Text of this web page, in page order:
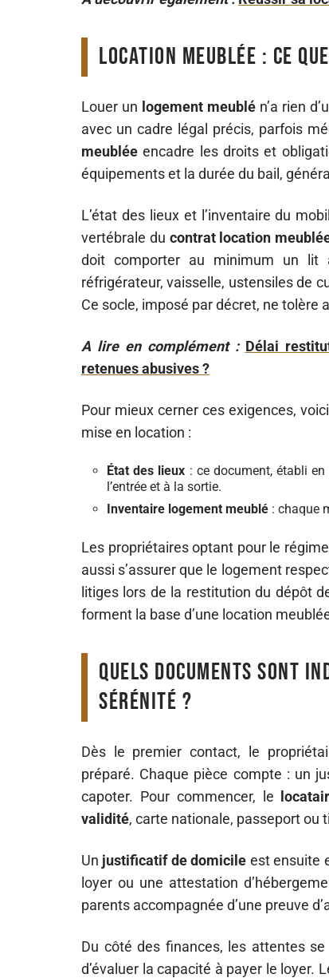
Location meublée : ce
Louer un logement meublén’a rien
avec un cadre légal précis, parfois
meublée encadre les droits et
équipements et la durée du bail,
L’état des lieux et l’inventaire du
vertébrale du contrat location
doit comporter au minimum un lit
réfrigérateur, vaisselle, ustensiles de
Ce socle, imposé par décret, ne tolère
A lire en complément : Délai
retenues abusives ?
Pour mieux cerner ces exigences,
mise en location :
État des lieux : ce document, établi
l’entrée et à la sortie.
Inventaire logement meublé : chaque
Les propriétaires optant pour le régime
aussi s’assurer que le logement
litiges lors de la restitution du dépôt
forment la base d’une location
Quels documents sont
sérénité ?
Dès le premier contact, le
préparé. Chaque pièce compte : un
capoter. Pour commencer, le
validité, carte nationale, passeport ou
Un justificatif de domicile est ensuite
loyer ou une attestation
parents accompagnée d’une preuve
Du côté des finances, les attentes
d’évaluer la capacité à payer le loyer.